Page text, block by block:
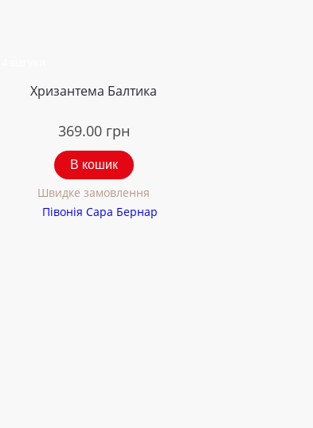
Хризантема Балтика
369.00 грн
В кошик
Швидке замовлення